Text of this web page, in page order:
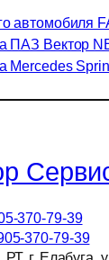
автомобиля
ПАЗ Вектор
Mercedes
370-79-39
370-79-39